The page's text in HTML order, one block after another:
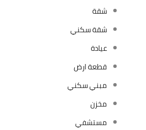
شقة
شقة سكني
عيادة
قطعة ارض
مبني سكني
مخزن
مستشفي